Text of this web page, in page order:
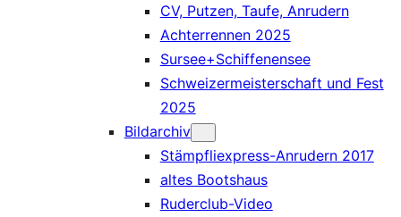
CV, Putzen, Taufe, Anrudern
Achterrennen 2025
Sursee+Schiffenensee
Schweizermeisterschaft und Fest
2025
Bildarchiv
Stämpfliexpress-Anrudern 2017
altes Bootshaus
Ruderclub-Video